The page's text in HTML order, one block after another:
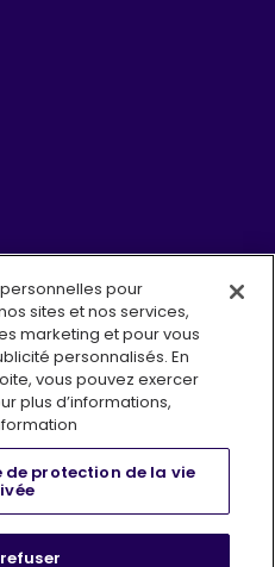
Politique de confidentialité
pour
sites et nos services,
marketing et pour vous
personnalisés. En
vous pouvez exercer
plus d’informations,
protection de la vie